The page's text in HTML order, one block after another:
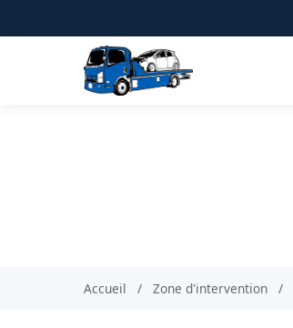
Accueil / Zone d'intervention /